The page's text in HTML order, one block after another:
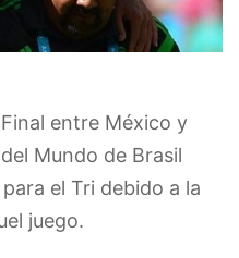
entre México y
Mundo de Brasil
el Tri debido a la
juego.